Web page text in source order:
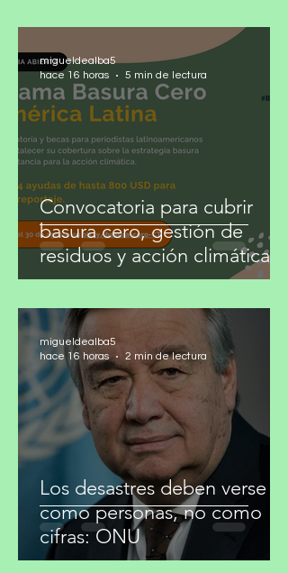
Convocatoria para cubrir
basura cero, gestión de
residuos y acción climática
migueldealba5
hace 16 horas
5 min de lectura
Los desastres deben verse
como personas, no como
cifras: ONU
migueldealba5
hace 16 horas
2 min de lectura